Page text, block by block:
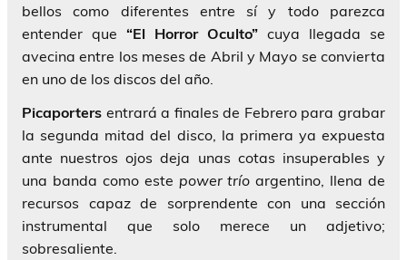
bellos como diferentes entre sí y todo parezca
entender que “El Horror Oculto” cuya llegada se
avecina entre los meses de Abril y Mayo se convierta
en uno de los discos del año.
Picaporters entrará a finales de Febrero para grabar
la segunda mitad del disco, la primera ya expuesta
ante nuestros ojos deja unas cotas insuperables y
una banda como este power trío argentino, llena de
recursos capaz de sorprendente con una sección
instrumental que solo merece un adjetivo;
sobresaliente.